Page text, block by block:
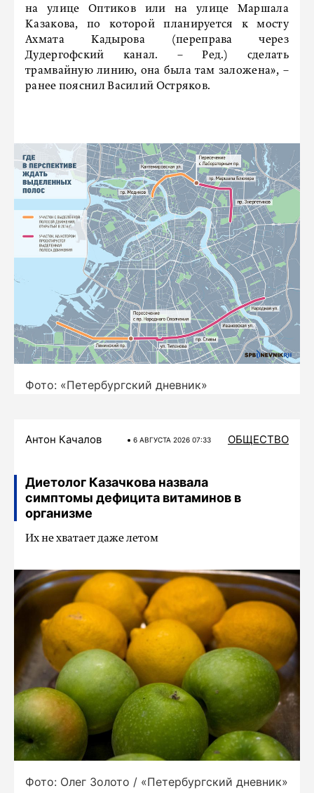
на улице Оптиков или на улице Маршала
Казакова, по которой планируется к мосту
Ахмата Кадырова (переправа через
Дудергофский канал. – Ред.) сделать
трамвайную линию, она была там заложена», –
ранее пояснил Василий Остряков.
Фото: «Петербургский дневник»
Антон Качалов 6 АВГУСТА 2026 07:33 ОБЩЕСТВО
Диетолог Казачкова назвала
симптомы дефицита витаминов в
организме
Их не хватает даже летом
Фото: Олег Золото / «Петербургский дневник»